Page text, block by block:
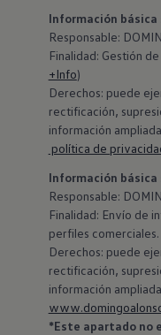
Información
Responsable:
Finalidad: Gestión
+Info)
Derechos: puede
rectificación,
información
política de
Información
‍Responsable:
Finalidad: Envío de
perfiles comerciales.
Derechos: puede
rectificación,
información
*Este apartado no